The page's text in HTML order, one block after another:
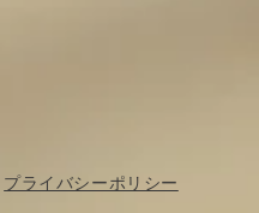
プライバシーポリシー